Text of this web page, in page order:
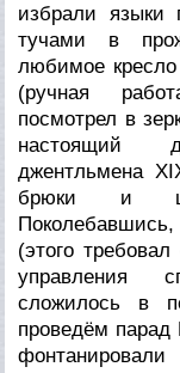
избрали языки
тучами в
любимое кресло
(ручная
посмотрел в
настоящий
джентльмена
брюки и
(этого
управления
сложилось в
проведём